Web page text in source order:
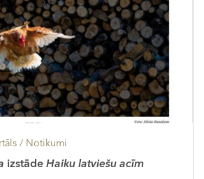
/ Notikumi
izstādeHaiku latviešu acīm